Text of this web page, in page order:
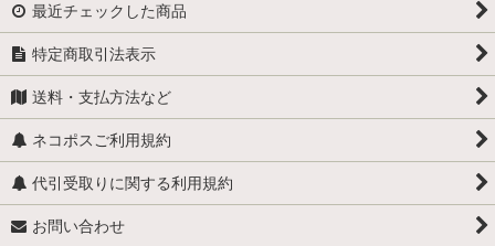
最近チェックした商品
特定商取引法表示
送料・支払方法など
ネコポスご利用規約
代引受取りに関する利用規約
お問い合わせ